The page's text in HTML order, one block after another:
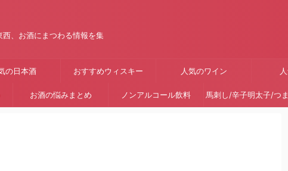
、お酒にまつわる情報を集
の日本酒 おすすめウィスキー 人気のワイン
お酒の悩みまとめ ノンアルコール飲料 馬刺し/辛子明太子/つ